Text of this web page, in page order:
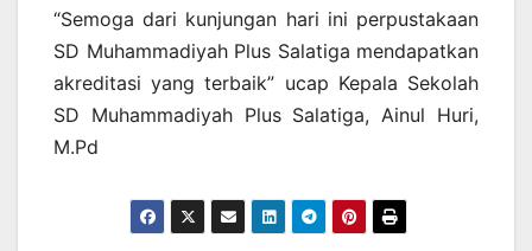
“Semoga dari kunjungan hari ini perpustakaan
SD Muhammadiyah Plus Salatiga mendapatkan
akreditasi yang terbaik” ucap Kepala Sekolah
SD Muhammadiyah Plus Salatiga, Ainul Huri,
M.Pd